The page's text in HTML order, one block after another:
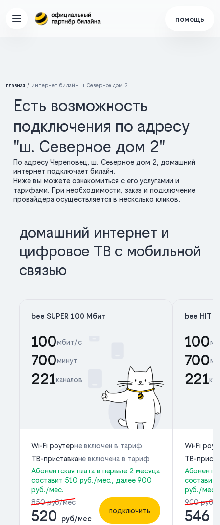
помощь
главная интернет билайн ш. Северное дом 2
Есть возможность
подключения по адресу
"ш. Северное дом 2"
По адресу Череповец, ш. Северное дом 2, домашний
интернет подключает билайн.
Ниже вы можете ознакомиться с его услугамии и
тарифами. При необходимости, заказ и подключение
провайдера осуществляется в несколько кликов.
домашний интернет и
цифровое ТВ с мобильной
связью
bee SUPER 100 Мбит
100мбит/с
700минут
221каналов
Wi-Fi роутерне включен в тариф
ТВ-приставкане включена в тариф
Абонентская плата в первые 2 месяца
составит 510 руб./мес., далее 900
руб./мес.
850 руб/мес
520 руб/мес
подключить
bee HIT
100
700
221
Wi-Fi
ТВ-
составит
руб./мес.
900 руб/
546